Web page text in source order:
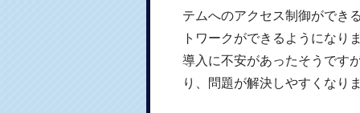
テムへのアクセス制御ができ
トワークができるようになり
導入に不安があったそうです
り、問題が解決しやすくなり